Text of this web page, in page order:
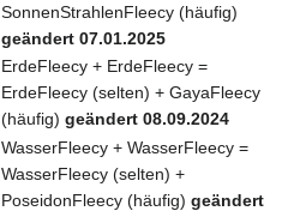
SonnenStrahlenFleecy (häufig)
geändert 07.01.2025
ErdeFleecy + ErdeFleecy =
ErdeFleecy (selten) + GayaFleecy
(häufig)geändert 08.09.2024
WasserFleecy + WasserFleecy =
WasserFleecy (selten) +
PoseidonFleecy (häufig)geändert